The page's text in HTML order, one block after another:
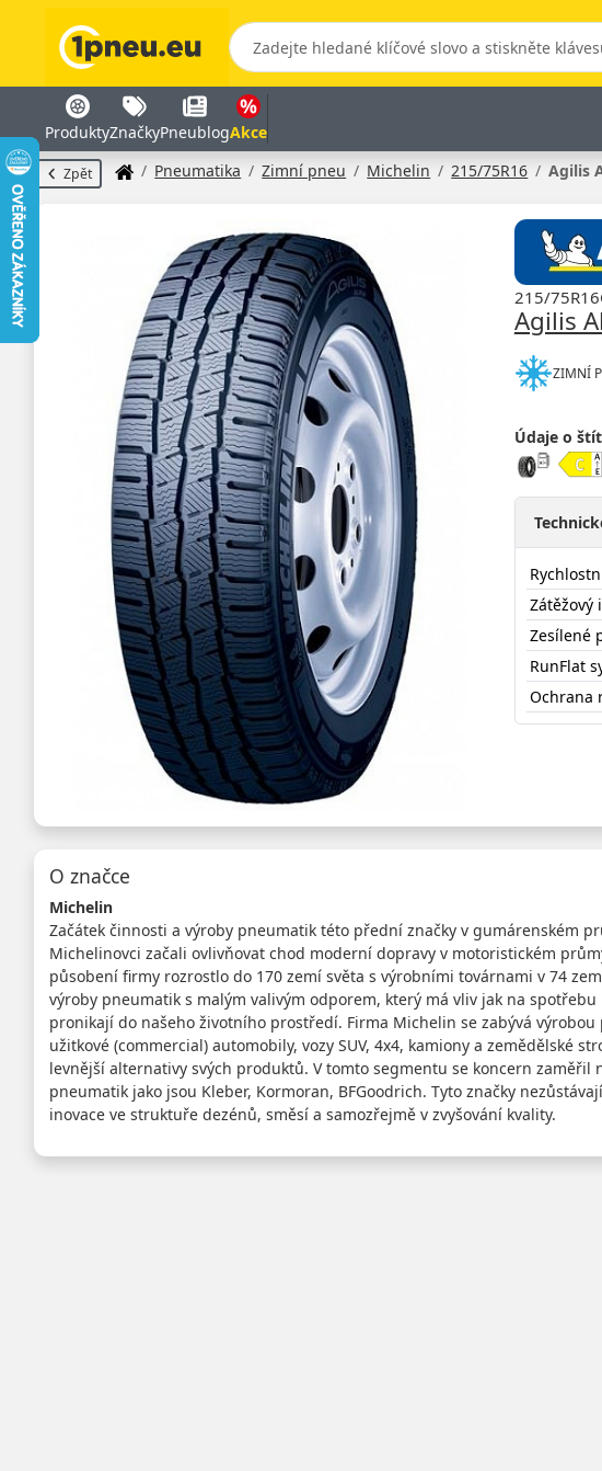
ProduktyZnačkyPneublogAkce
Zpět Pneumatika Zimní pneu Michelin 215/75R16 Agilis
Agilis
215/
ZIMNÍ
Údaje o
Zátěžový
Zesílené
RunFlat
Ochrana
O značce
Michelin
Začátek činnosti a výroby pneumatik této přední značky v gumárenském
Michelinovci začali ovlivňovat chod moderní dopravy v motoristickém
působení firmy rozrostlo do 170 zemí světa s výrobními továrnami v 74
výroby pneumatik s malým valivým odporem, který má vliv jak na
pronikají do našeho životního prostředí. Firma Michelin se zabývá
užitkové (commercial) automobily, vozy SUV, 4x4, kamiony a zemědělské
levnější alternativy svých produktů. V tomto segmentu se koncern zaměřil
pneumatik jako jsou Kleber, Kormoran, BFGoodrich. Tyto značky
inovace ve struktuře dezénů, směsí a samozřejmě v zvyšování kvality.